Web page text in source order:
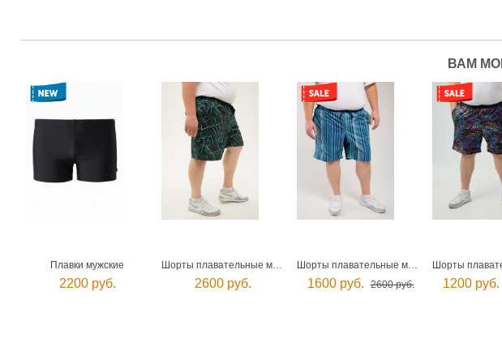
ВАМ
Плавки мужские
2200 руб.
Шорты плавательные мужские
2600 руб.
Шорты плавательные мужские
1600 руб. 2600 руб. 1200 руб.